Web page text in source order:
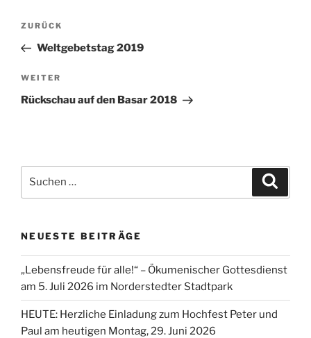
Beitragsnavigation
Vorheriger
Beitrag
ZURÜCK
Weltgebetstag 2019
Nächster
Beitrag
WEITER
Rückschau auf den Basar 2018
nach:
NEUESTE BEITRÄGE
„Lebensfreude für alle!“ – Ökumenischer Gottesdienst
am 5. Juli 2026 im Norderstedter Stadtpark
HEUTE: Herzliche Einladung zum Hochfest Peter und
Paul am heutigen Montag, 29. Juni 2026